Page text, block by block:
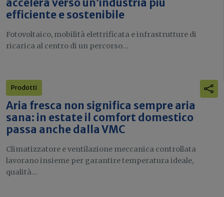
accelera verso un’industria più
efficiente e sostenibile
Fotovoltaico, mobilità elettrificata e infrastrutture di
ricarica al centro di un percorso...
Prodotti
Aria fresca non significa sempre aria
sana: in estate il comfort domestico
passa anche dalla VMC
Climatizzatore e ventilazione meccanica controllata
lavorano insieme per garantire temperatura ideale,
qualità...